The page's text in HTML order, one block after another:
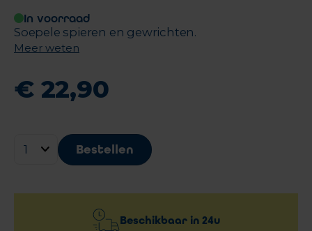
In voorraad
Soepele spieren en gewrichten.
Meer weten
€ 22,90
Bestellen
Beschikbaar in 24u